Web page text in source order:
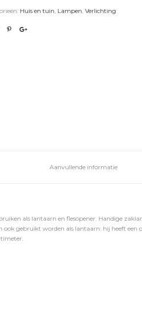
Huis en tuin, Lampen, Verlichting
Aanvullende informatie
als lantaarn en flesopener. Handige
gebruikt worden als lantaarn: hij heeft een